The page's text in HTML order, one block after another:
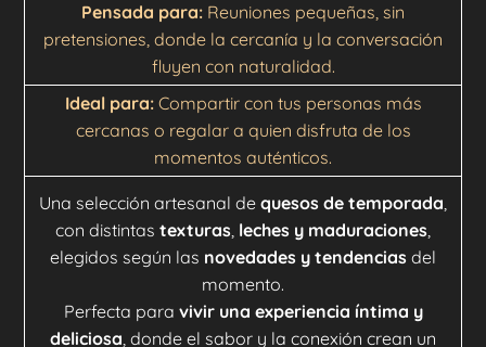
Pensada para: Reuniones pequeñas, sin
pretensiones, donde la cercanía y la conversación
fluyen con naturalidad.
Ideal para: Compartir con tus personas más
cercanas o regalar a quien disfruta de los
momentos auténticos.
Una selección artesanal de quesos de temporada,
con distintas texturas, leches y maduraciones,
elegidos según las novedades y tendencias del
momento.
Perfecta para vivir una experiencia íntima y
deliciosa, donde el sabor y la conexión crean un